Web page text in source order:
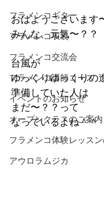
フラメンコギター
フラメンコ衣装
フラメンコ交流会
フラメンコ講師コース
イベントのお知らせ
オープンクラスのご案内
フラメンコ体験レッス
アウロラムジカ
おはようございます
みんな、元気〜？？
台風が
ゆっくりゆっくりの
準備していた人は
まだ〜？？って
なっているよね＾＾